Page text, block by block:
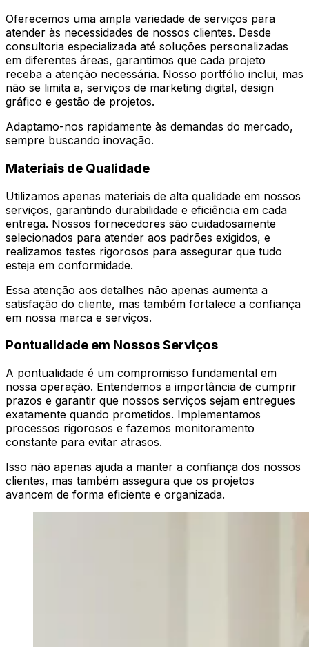
Oferecemos uma ampla variedade de serviços para
atender às necessidades de nossos clientes. Desde
consultoria especializada até soluções personalizadas
em diferentes áreas, garantimos que cada projeto
receba a atenção necessária. Nosso portfólio inclui, mas
não se limita a, serviços de marketing digital, design
gráfico e gestão de projetos.
Adaptamo-nos rapidamente às demandas do mercado,
sempre buscando inovação.
Materiais de Qualidade
Utilizamos apenas materiais de alta qualidade em nossos
serviços, garantindo durabilidade e eficiência em cada
entrega. Nossos fornecedores são cuidadosamente
selecionados para atender aos padrões exigidos, e
realizamos testes rigorosos para assegurar que tudo
esteja em conformidade.
Essa atenção aos detalhes não apenas aumenta a
satisfação do cliente, mas também fortalece a confiança
em nossa marca e serviços.
Pontualidade em Nossos Serviços
A pontualidade é um compromisso fundamental em
nossa operação. Entendemos a importância de cumprir
prazos e garantir que nossos serviços sejam entregues
exatamente quando prometidos. Implementamos
processos rigorosos e fazemos monitoramento
constante para evitar atrasos.
Isso não apenas ajuda a manter a confiança dos nossos
clientes, mas também assegura que os projetos
avancem de forma eficiente e organizada.